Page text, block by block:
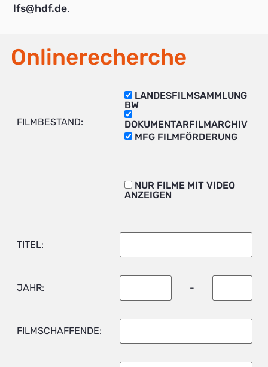
lfs@hdf.de.
Onlinerecherche
FILMBESTAND:
LANDESFILMSAMMLUNG
BW
DOKUMENTARFILMARCHIV
MFG FILMFÖRDERUNG
NUR FILME MIT VIDEO
ANZEIGEN
TITEL:
JAHR: -
FILMSCHAFFENDE: